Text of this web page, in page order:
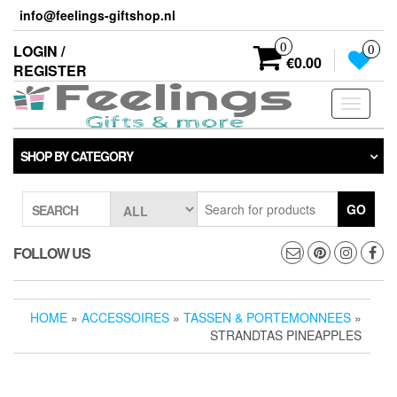
Skip
the
content
info@feelings-giftshop.nl
LOGIN /
REGISTER
0
€0.00
0
Toggle
SHOP BY CATEGORY
SEARCH GO
FOLLOW US
HOME » ACCESSOIRES » TASSEN & PORTEMONNEES »
STRANDTAS PINEAPPLES